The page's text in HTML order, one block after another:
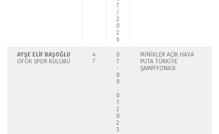
7
/
2
0
2
6
AYŞE ELİF BAŞOĞLU
OFOK SPOR KULÜBÜ
4
7
0
7
-
0
9
.
0
7.
2
0
2
3
MİNİKLER AÇIK HAVA
PUTA TÜRKİYE
ŞAMPİYONASI